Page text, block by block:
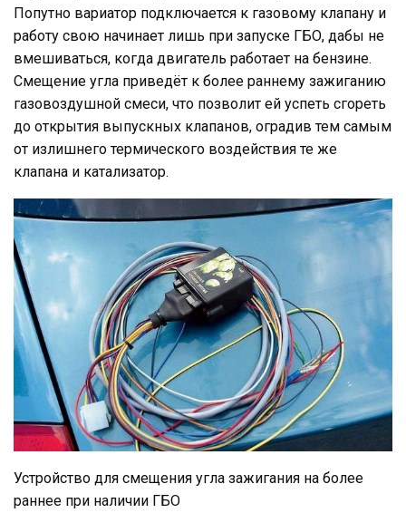
Попутно вариатор подключается к газовому клапану и
работу свою начинает лишь при запуске ГБО, дабы не
вмешиваться, когда двигатель работает на бензине.
Смещение угла приведёт к более раннему зажиганию
газовоздушной смеси, что позволит ей успеть сгореть
до открытия выпускных клапанов, оградив тем самым
от излишнего термического воздействия те же
клапана и катализатор.
Устройство для смещения угла зажигания на более
раннее при наличии ГБО